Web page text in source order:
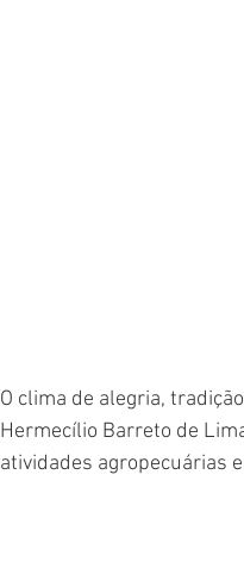
O clima de alegria,
Hermecílio Barreto de
atividades agropecuárias